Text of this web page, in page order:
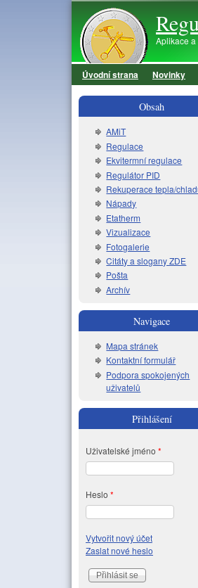
Aplikace a
Hlavní menu
Úvodní strana Novinky
Obsah
AMiT
Regulace
Ekvitermní regulace
Regulátor PID
Rekuperace tepla/
Nápady
Etatherm
Vizualizace
Fotogalerie
Citáty a slogany ZDE
Pošta
Archív
Navigace
Mapa stránek
Kontaktní formulář
Podpora spokojených
uživatelů
Přihlášení
Uživatelské jméno *
Heslo *
Vytvořit nový účet
Zaslat nové heslo